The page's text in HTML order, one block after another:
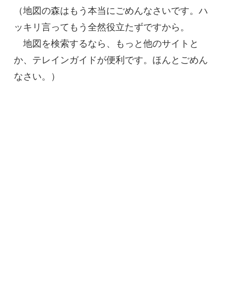
（地図の森はもう本当にごめんなさいです。ハ
ッキリ言ってもう全然役立たずですから。
地図を検索するなら、もっと他のサイトと
か、テレインガイドが便利です。ほんとごめん
なさい。）